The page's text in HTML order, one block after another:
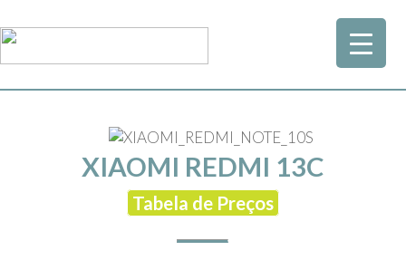
XIAOMI REDMI 13C
Tabela de Preços